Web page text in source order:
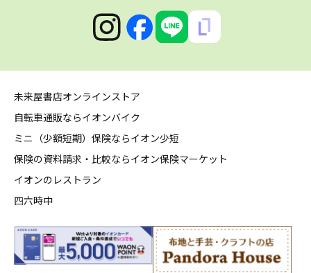
未来屋書店オンラインストア
自転車通販ならイオンバイク
ミニ（少額短期）保険ならイオン少短
保険の資料請求・比較ならイオン保険マーケット
イオンのレストラン
四六時中